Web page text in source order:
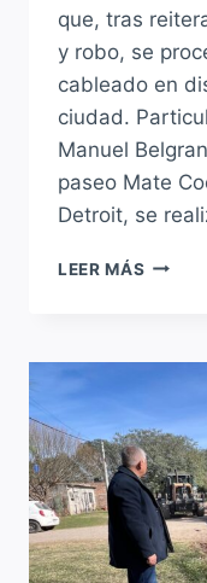
que, tras
y robo, se
cableado en
ciudad.
Manuel
paseo Mate
Detroit, se
LEER MÁS SE
DE
SAUCE
VIEJO